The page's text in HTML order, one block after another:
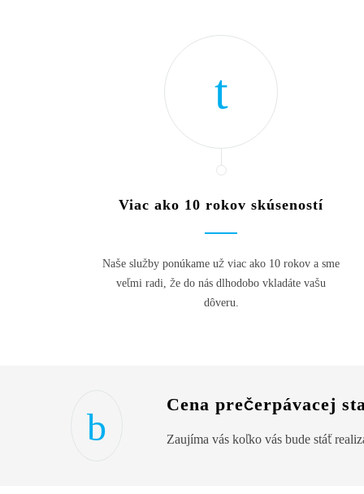
Viac ako 10 rokov skúseností
Naše služby ponúkame už viac ako 10 rokov a sme
veľmi radi, že do nás dlhodobo vkladáte vašu
dôveru.
Cena prečerpávacej
Zaujíma vás koľko vás bude stáť